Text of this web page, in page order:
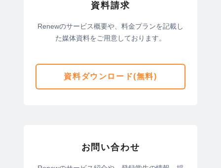
資料請求
Renewのサービス概要や、料金プランを記載し
た媒体資料をご用意しております。
資料ダウンロード(無料)
お問い合わせ